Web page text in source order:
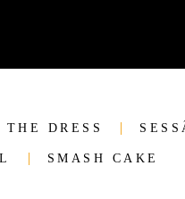
THE DRESS
SMASH CAKE